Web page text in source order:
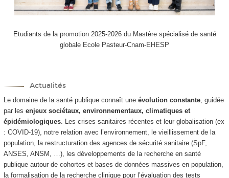
Etudiants de la promotion 2025-2026 du Mastère spécialisé de santé
globale Ecole Pasteur-Cnam-EHESP
Actualités
Le domaine de la santé publique connaît une évolution constante, guidée
par les enjeux sociétaux, environnementaux, climatiques et
épidémiologiques. Les crises sanitaires récentes et leur globalisation (ex
: COVID-19), notre relation avec l’environnement, le vieillissement de la
population, la restructuration des agences de sécurité sanitaire (SpF,
ANSES, ANSM, …), les développements de la recherche en santé
publique autour de cohortes et bases de données massives en population,
la formalisation de la recherche clinique pour l’évaluation des tests